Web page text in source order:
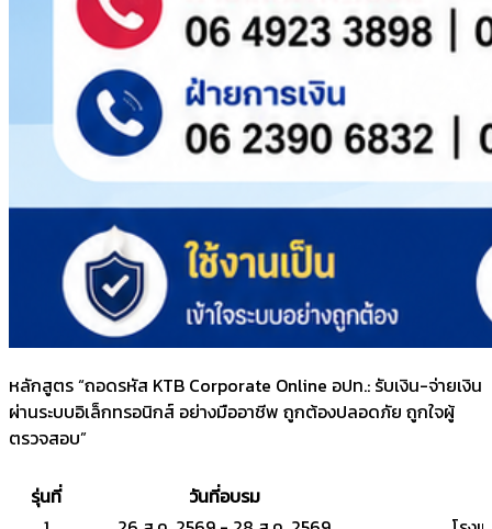
หลักสูตร “ถอดรหัส KTB Corporate Online อปท.: รับเงิน-จ่ายเงิน
ผ่านระบบอิเล็กทรอนิกส์ อย่างมืออาชีพ ถูกต้องปลอดภัย ถูกใจผู้
ตรวจสอบ”
รุ่นที่
วันที่อบรม